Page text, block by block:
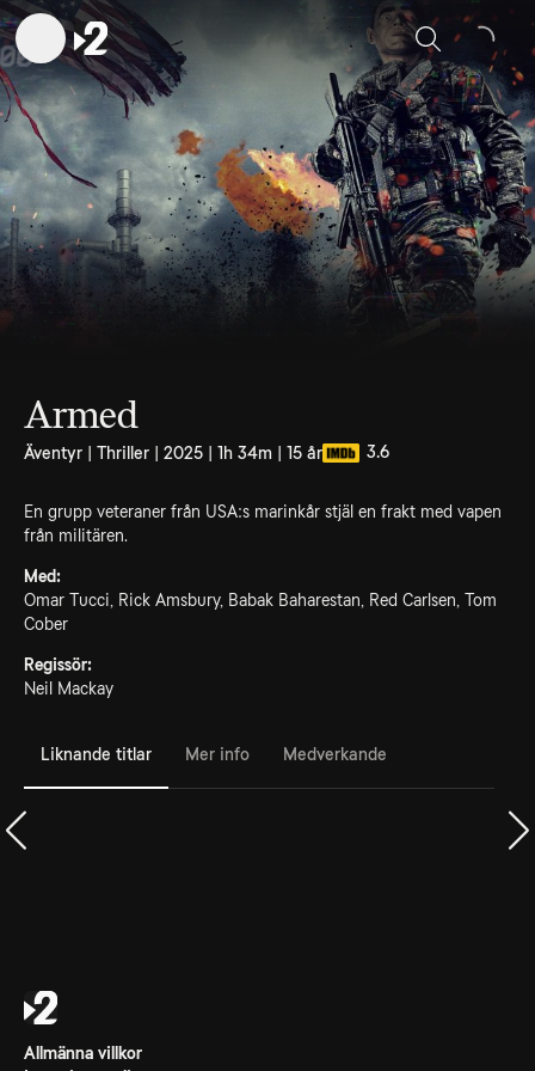
Sök
Armed
Äventyr | Thriller | 2025 | 1h 34m | 15 år 3.6
En grupp veteraner från USA:s marinkår stjäl en frakt med vapen
från militären.
Med:
Omar Tucci, Rick Amsbury, Babak Baharestan, Red Carlsen, Tom
Cober
Regissör:
Neil Mackay
Liknande titlar Mer info Medverkande
Allmänna villkor